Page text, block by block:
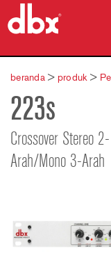
produk
Studi Kasus
tempat membeli
pelatihan
beranda > produk>
223s
Crossover Stereo 2-
Arah/Mono 3-Arah